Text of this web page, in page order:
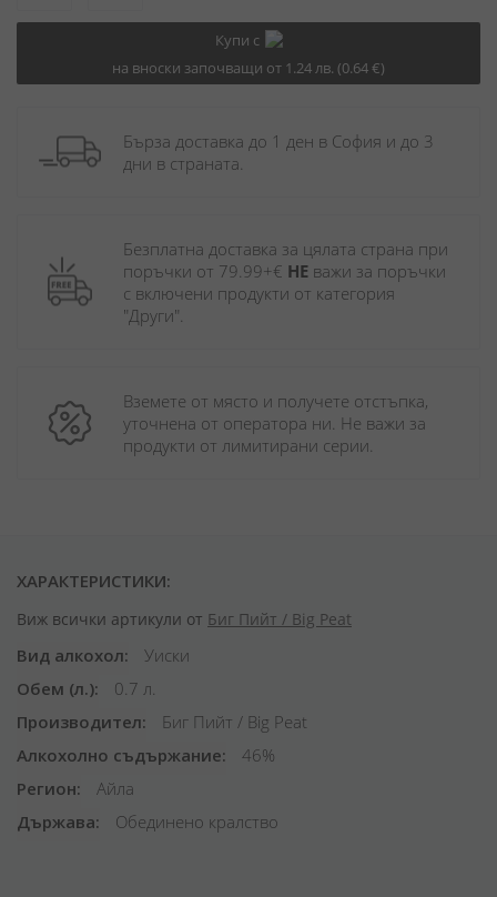
Купи с
на вноски започващи от 1.24 лв. (0.64 €)
Бърза доставка до 1 ден в София и до 3
дни в страната.
Безплатна доставка за цялата страна при
поръчки от 79.99+€ НЕ важи за поръчки
с включени продукти от категория
"Други".
Вземете от място и получете отстъпка,
уточнена от оператора ни. Не важи за
продукти от лимитирани серии.
ХАРАКТЕРИСТИКИ:
Виж всички артикули от Биг Пийт / Big Peat
Вид алкохол
Уиски
Обем (л.)
0.7 л.
Производител
Биг Пийт / Big Peat
Алкохолно съдържание
46%
Регион
Айла
Държава
Обединено кралство